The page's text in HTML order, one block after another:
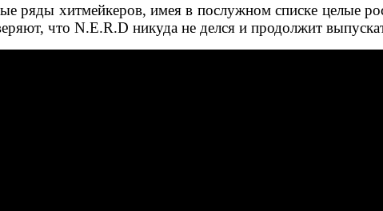
ряды хитмейкеров, имея в послужном списке целые
что N.E.R.D никуда не делся и продолжит